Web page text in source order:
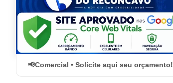
Comercial • Solicite aqui seu orçamento!